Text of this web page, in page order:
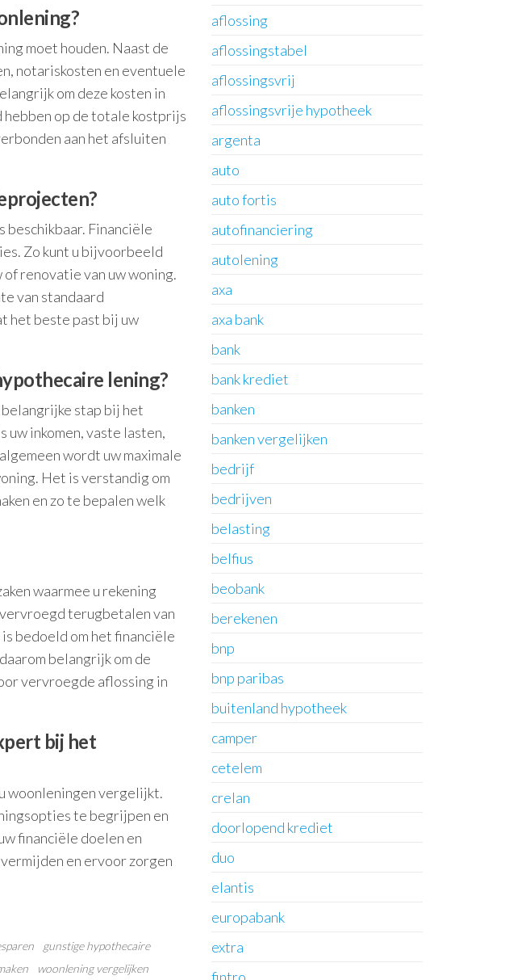
moet houden. Naast de
notariskosten en eventuele
om deze kosten in
hebben op de totale kostprijs
aan het afsluiten
Financiële
Zo kunt u bijvoorbeeld
renovatie van uw woning.
van standaard
het beste past bij uw
lening?
stap bij het
inkomen, vaste lasten,
wordt uw maximale
Het is verstandig om
en zo te bepalen welk
waarmee u rekening
terugbetalen van
bedoeld om het financiële
belangrijk om de
vervroegde aflossing in
bij het
woonleningen vergelijkt.
te begrijpen en
financiële doelen en
en ervoor zorgen
gunstige hypothecaire
woonlening vergelijken
aflossing
aflossingstabel
aflossingsvrij
aflossingsvrije hypotheek
argenta
auto
auto fortis
autofinanciering
autolening
axa
axa bank
bank
bank krediet
banken
banken vergelijken
bedrijf
bedrijven
belasting
belfius
beobank
berekenen
bnp
bnp paribas
buitenland hypotheek
camper
cetelem
crelan
doorlopend krediet
duo
elantis
europabank
extra